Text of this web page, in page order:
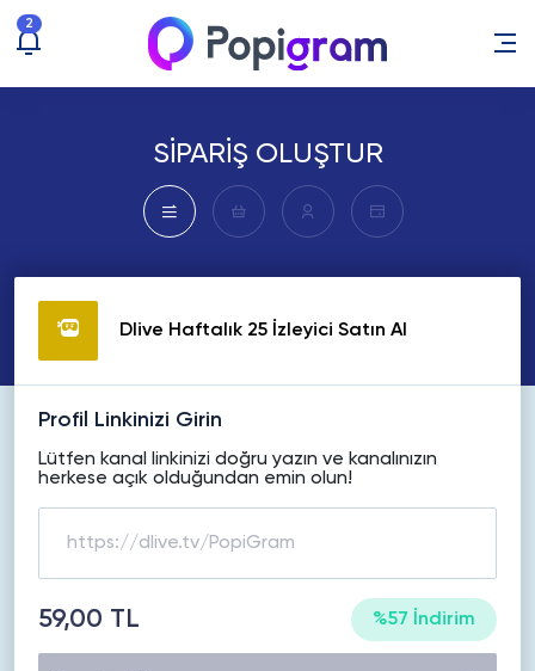
2
SİPARİŞ OLUŞTUR
Dlive Haftalık 25 İzleyici Satın Al
Profil Linkinizi Girin
Lütfen kanal linkinizi doğru yazın ve kanalınızın
herkese açık olduğundan emin olun!
59,00 TL %57 İndirim